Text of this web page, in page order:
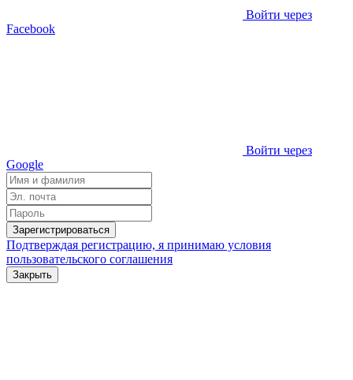
Войти через
Facebook
Войти через
Google
Зарегистрироваться
Подтверждая регистрацию, я принимаю условия
пользовательского соглашения
Закрыть